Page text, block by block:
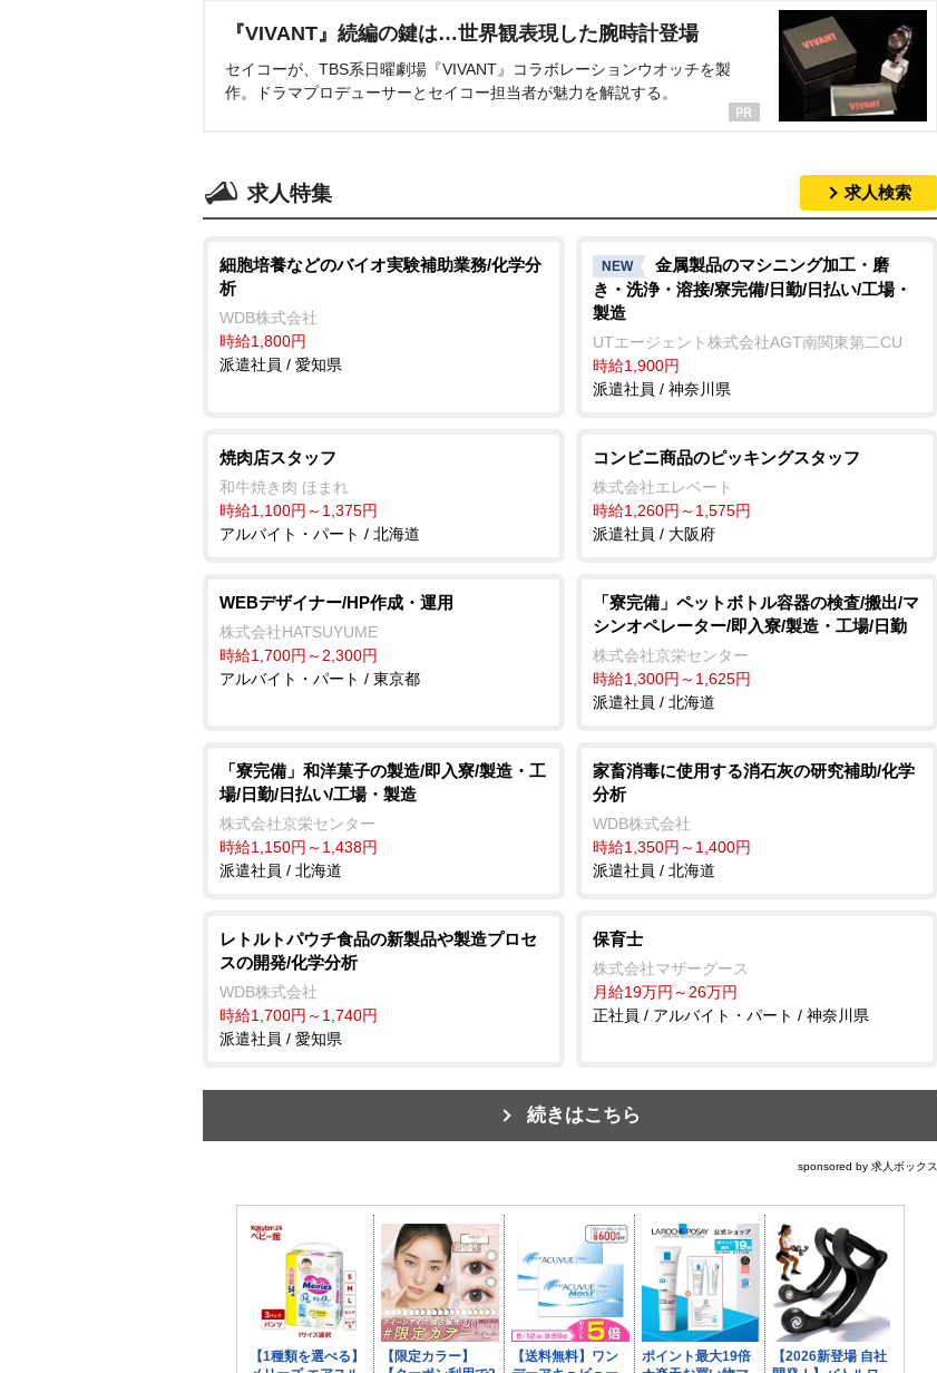
『VIVANT』続編の鍵は…世界観表現した腕時計登場
セイコーが、TBS系日曜劇場『VIVANT』コラボレーションウオッチを製
作。ドラマプロデューサーとセイコー担当者が魅力を解説する。
求人特集 求人検索
細胞培養などのバイオ実験補助業務/化学分
析
WDB株式会社
時給1,800円
派遣社員 / 愛知県
NEW
金属製品のマシニング加工・磨
き・洗浄・溶接/寮完備/日勤/日払い/工場・
製造
UTエージェント株式会社AGT南関東第二CU
時給1,900円
派遣社員 / 神奈川県
焼肉店スタッフ
和牛焼き肉 ほまれ
時給1,100円～1,375円
アルバイト・パート / 北海道
コンビニ商品のピッキングスタッフ
株式会社エレベート
時給1,260円～1,575円
派遣社員 / 大阪府
WEBデザイナー/HP作成・運用
株式会社HATSUYUME
時給1,700円～2,300円
アルバイト・パート / 東京都
「寮完備」ペットボトル容器の検査/搬出/マ
シンオペレーター/即入寮/製造・工場/日勤
株式会社京栄センター
時給1,300円～1,625円
派遣社員 / 北海道
「寮完備」和洋菓子の製造/即入寮/製造・工
場/日勤/日払い/工場・製造
株式会社京栄センター
時給1,150円～1,438円
派遣社員 / 北海道
家畜消毒に使用する消石灰の研究補助/化学
分析
WDB株式会社
時給1,350円～1,400円
派遣社員 / 北海道
レトルトパウチ食品の新製品や製造プロセ
スの開発/化学分析
WDB株式会社
時給1,700円～1,740円
派遣社員 / 愛知県
保育士
株式会社マザーグース
月給19万円～26万円
正社員 / アルバイト・パート / 神奈川県
続きはこちら
sponsored by 求人ボックス